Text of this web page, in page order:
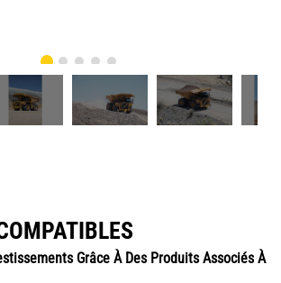
Grâce À Des Produits Associés À